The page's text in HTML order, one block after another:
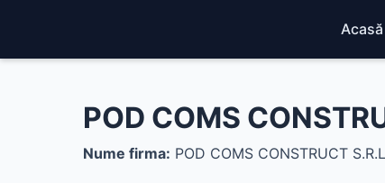
Acasă
POD COMS
Nume firma: POD COMS CONSTRUCT